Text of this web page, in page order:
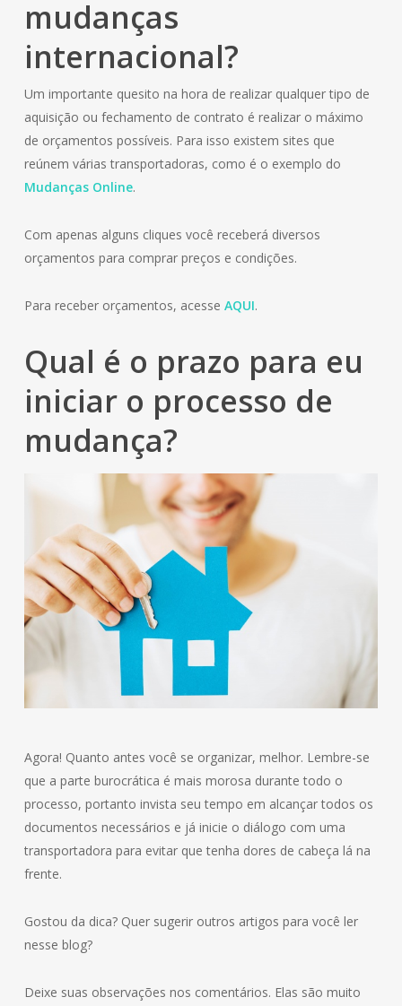
mudanças
internacional?
Um importante quesito na hora de realizar qualquer tipo de
aquisição ou fechamento de contrato é realizar o máximo
de orçamentos possíveis. Para isso existem sites que
reúnem várias transportadoras, como é o exemplo do
Mudanças Online.
Com apenas alguns cliques você receberá diversos
orçamentos para comprar preços e condições.
Para receber orçamentos, acesse AQUI.
Qual é o prazo para eu
iniciar o processo de
mudança?
Agora! Quanto antes você se organizar, melhor. Lembre-se
que a parte burocrática é mais morosa durante todo o
processo, portanto invista seu tempo em alcançar todos os
documentos necessários e já inicie o diálogo com uma
transportadora para evitar que tenha dores de cabeça lá na
frente.
Gostou da dica? Quer sugerir outros artigos para você ler
nesse blog?
Deixe suas observações nos comentários. Elas são muito